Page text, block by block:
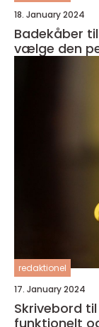
18. January 2024
Badekåber til børn Den
vælge den
redaktionel
17. January 2024
Skrivebord
funktionelt